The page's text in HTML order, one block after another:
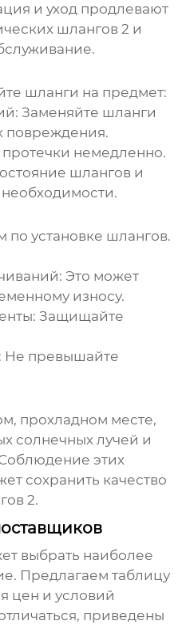
и уход продлевают
шлангов 2 и
шланги на предмет:
Заменяйте шланги
повреждения.
протечки немедленно.
шлангов и
по установке шлангов.
Это может
износу.
Защищайте
Не превышайте
прохладном месте,
солнечных лучей и
этих
сохранить качество
2.
выбрать наиболее
Предлагаем таблицу
цен и условий
приведены